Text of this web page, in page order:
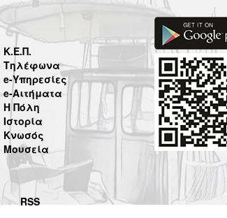
Κ.Ε.Π.
Τηλέφωνα
e-Υπηρεσίες
e-Αιτήματα
Η Πόλη
Ιστορία
Κνωσός
Μουσεία
RSS